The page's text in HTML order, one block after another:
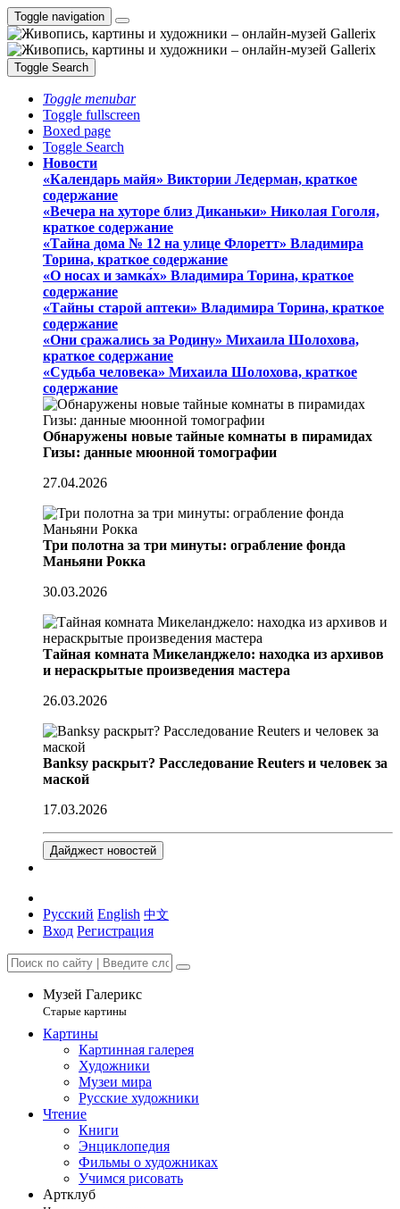
Toggle navigation
Toggle Search
Toggle menubar
Toggle fullscreen
Boxed page
Toggle Search
Новости
«Календарь майя» Виктории Ледерман, краткое
содержание
«Вечера на хуторе близ Диканьки» Николая Гоголя,
краткое содержание
«Тайна дома № 12 на улице Флоретт» Владимира
Торина, краткое содержание
«О носах и замка́х» Владимира Торина, краткое
содержание
«Тайны старой аптеки» Владимира Торина, краткое
содержание
«Они сражались за Родину» Михаила Шолохова,
краткое содержание
«Судьба человека» Михаила Шолохова, краткое
содержание
Обнаружены новые тайные комнаты в пирамидах
Гизы: данные мюонной томографии
27.04.2026
Три полотна за три минуты: ограбление фонда
Маньяни Рокка
30.03.2026
Тайная комната Микеланджело: находка из архивов
и нераскрытые произведения мастера
26.03.2026
Banksy раскрыт? Расследование Reuters и человек за
маской
17.03.2026
Дайджест новостей
Русский English 中文
Вход Регистрация
Музей Галерикс
Старые картины
Картины
Картинная галерея
Художники
Музеи мира
Русские художники
Чтение
Книги
Энциклопедия
Фильмы о художниках
Учимся рисовать
Артклуб